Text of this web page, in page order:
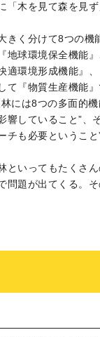
「木を見て森を見
きく分けて8つの
地球環境保全機能
適環境形成機能』
て『物質生産機能
林には8つの多面的
響していること”、
チも必要ということ
といってもたくさ
問題が出てくる。